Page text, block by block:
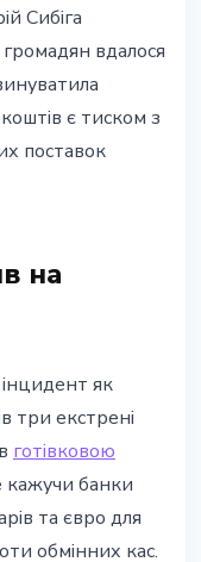
Сибіга
вдалося
є тиском з
поставок
на
як
три екстрені
готівковою
банки
та євро для
обмінних кас.